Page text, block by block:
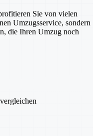
Sie von vielen
Umzugsservice, sondern
die Ihren Umzug noch